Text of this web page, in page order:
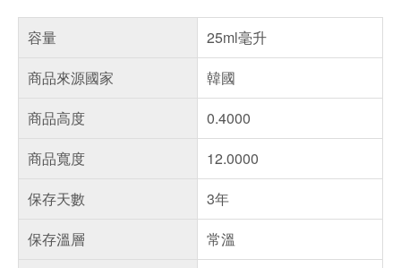
容量
25ml毫升
商品來源國家
韓國
商品高度
0.4000
商品寬度
12.0000
保存天數
3年
保存溫層
常溫